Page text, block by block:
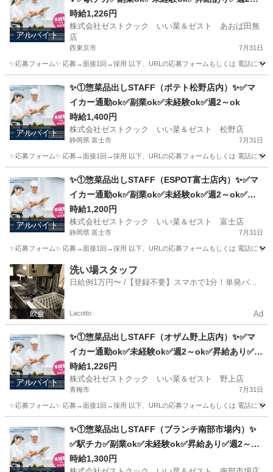
アルバイト
ok✅扶養内ok
時給1,226円
株式会社ゼストクック いい菜＆ゼスト あおば田無
店
西東京市 7月31日
✨応募フォーム✨ 応募→面接1回→採用 以下、URLの応募フォームもしくは 電話にて
キッチン
アルバイト
✨①惣菜品出しSTAFF（ポテト松野店内）✨✅マ
イカー通勤ok✅副業ok✅未経験ok✅週2～ok
時給1,400円
株式会社ゼストクック いい菜＆ゼスト 松野店
静岡県 富士市 7月31日
✨応募フォーム✨ 応募→面接1回→採用 以下、URLの応募フォームもしくは 電話にて
キッチン ポテト
アルバイト
✨①惣菜品出しSTAFF（ESPOT富士店内）✨✅マ
イカー通勤ok✅副業ok✅未経験ok✅週2～ok✅昇
給あり✅扶養内ok
時給1,200円
株式会社ゼストクック いい菜＆ゼスト 富士店
静岡県 富士市 7月31日
✨応募フォーム✨ 応募→面接1回→採用 以下、URLの応募フォームもしくは 電話にて
静岡 富士市 キッチン スタッフ
洗い場スタッフ
日給例1万円〜 /【登録不要】スマホで1分！単発バイ
Lacotto Ad
アルバイト
✨①惣菜品出しSTAFF（オザム野上店内）✨✅マ
イカー通勤ok✅未経験ok✅週2～ok✅昇給あり✅扶
養内ok
時給1,226円
株式会社ゼストクック いい菜＆ゼスト 野上店
青梅市 7月31日
✨応募フォーム✨ 応募→面接1回→採用 以下、URLの応募フォームもしくは 電話にて
キッチン スタッフ
✨①惣菜品出しSTAFF（ブランチ南部市場内）✨
✅駅チカ✅副業ok✅未経験ok✅昇給あり✅週2～ok
✅扶養内ok
時給1,300円